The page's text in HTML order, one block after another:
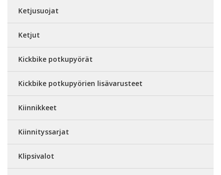
Ketjusuojat
Ketjut
Kickbike potkupyörät
Kickbike potkupyörien lisävarusteet
Kiinnikkeet
Kiinnityssarjat
Klipsivalot